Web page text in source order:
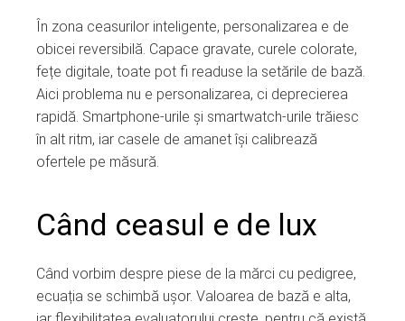
În zona ceasurilor inteligente, personalizarea e de
obicei reversibilă. Capace gravate, curele colorate,
fețe digitale, toate pot fi readuse la setările de bază.
Aici problema nu e personalizarea, ci deprecierea
rapidă. Smartphone-urile și smartwatch-urile trăiesc
în alt ritm, iar casele de amanet își calibrează
ofertele pe măsură.
Când ceasul e de lux
Când vorbim despre piese de la mărci cu pedigree,
ecuația se schimbă ușor. Valoarea de bază e alta,